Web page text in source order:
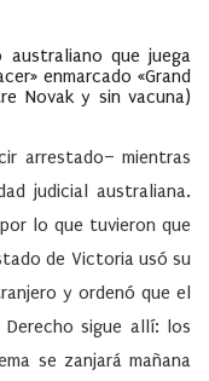
que juega
enmarcado «Grand
Novak y sin vacuna)
arrestado– mientras
judicial australiana.
lo que tuvieron que
de Victoria usó su
y ordenó que el
sigue allí: los
se zanjará mañana